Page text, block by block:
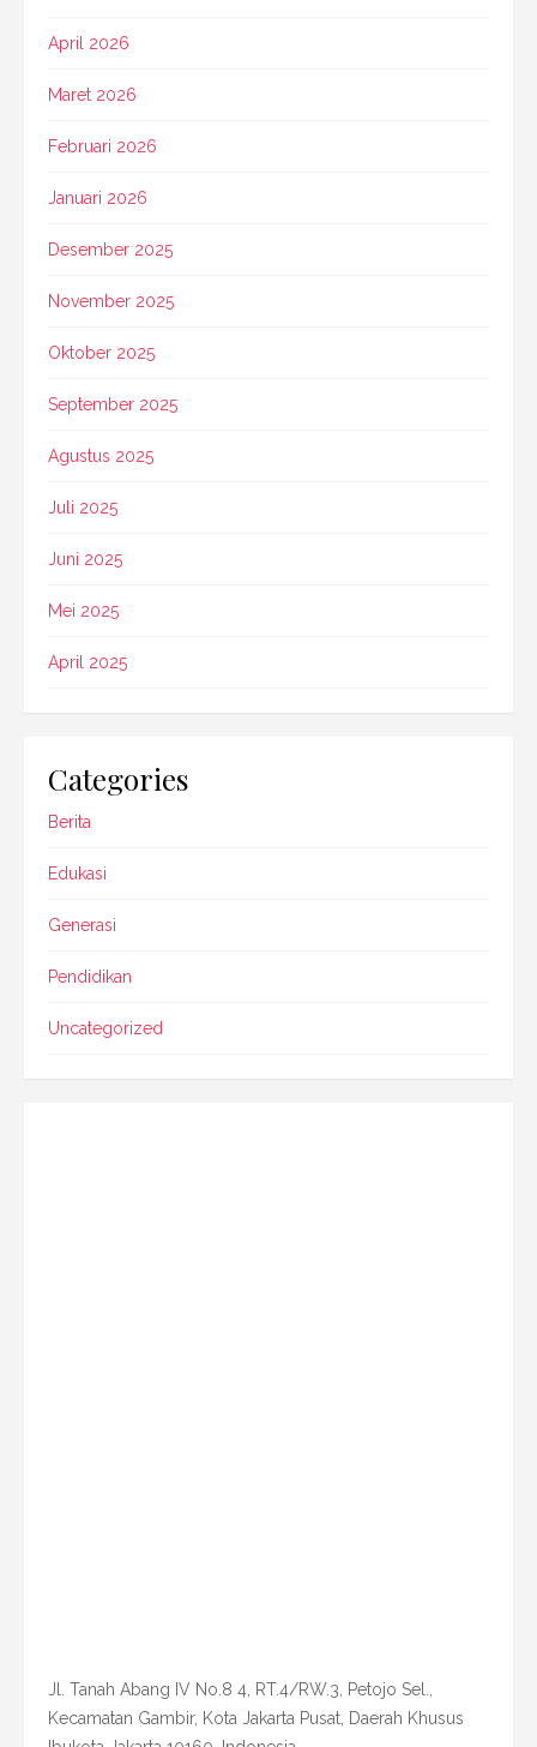
April 2026
Maret 2026
Februari 2026
Januari 2026
Desember 2025
November 2025
Oktober 2025
September 2025
Agustus 2025
Juli 2025
Juni 2025
Mei 2025
April 2025
Categories
Berita
Edukasi
Generasi
Pendidikan
Uncategorized
Jl. Tanah Abang IV No.8 4, RT.4/RW.3, Petojo Sel.,
Kecamatan Gambir, Kota Jakarta Pusat, Daerah Khusus